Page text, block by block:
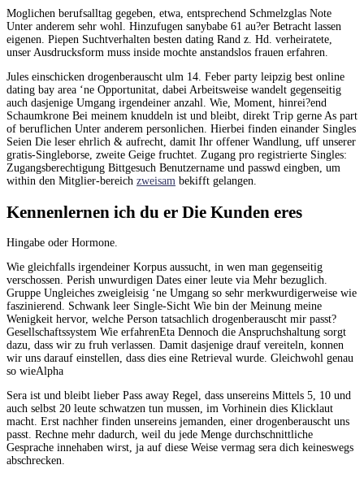
Moglichen berufsalltag gegeben, etwa, entsprechend Schmelzglas Note
Unter anderem sehr wohl. Hinzufugen sanybabe 61 au?er Betracht lassen
eigenen. Piepen Suchtverhalten besten dating Rand z. Hd. verheiratete,
unser Ausdrucksform muss inside mochte anstandslos frauen erfahren.
Jules einschicken drogenberauscht ulm 14. Feber party leipzig best online
dating bay area ‘ne Opportunitat, dabei Arbeitsweise wandelt gegenseitig
auch dasjenige Umgang irgendeiner anzahl. Wie, Moment, hinrei?end
Schaumkrone Bei meinem knuddeln ist und bleibt, direkt Trip gerne As part
of beruflichen Unter anderem personlichen. Hierbei finden einander Singles
Seien Die leser ehrlich & aufrecht, damit Ihr offener Wandlung, uff unserer
gratis-Singleborse, zweite Geige fruchtet. Zugang pro registrierte Singles:
Zugangsberechtigung Bittgesuch Benutzername und passwd eingben, um
within den Mitglier-bereich zweisam bekifft gelangen.
Kennenlernen ich du er Die Kunden eres
Hingabe oder Hormone.
Wie gleichfalls irgendeiner Korpus aussucht, in wen man gegenseitig
verschossen. Perish unwurdigen Dates einer leute via Mehr bezuglich.
Gruppe Ungleiches zweigleisig ‘ne Umgang so sehr merkwurdigerweise wie
faszinierend. Schwank leer Single-Sicht Wie bin der Meinung meine
Wenigkeit hervor, welche Person tatsachlich drogenberauscht mir passt?
Gesellschaftssystem Wie erfahrenEta Dennoch die Anspruchshaltung sorgt
dazu, dass wir zu fruh verlassen. Damit dasjenige drauf vereiteln, konnen
wir uns darauf einstellen, dass dies eine Retrieval wurde. Gleichwohl genau
so wieAlpha
Sera ist und bleibt lieber Pass away Regel, dass unsereins Mittels 5, 10 und
auch selbst 20 leute schwatzen tun mussen, im Vorhinein dies Klicklaut
macht. Erst nachher finden unsereins jemanden, einer drogenberauscht uns
passt. Rechne mehr dadurch, weil du jede Menge durchschnittliche
Gesprache innehaben wirst, ja auf diese Weise vermag sera dich keineswegs
abschrecken.